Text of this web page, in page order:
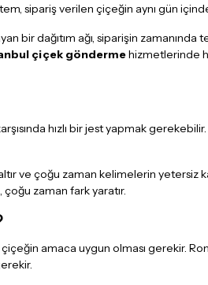
sipariş verilen çiçeğin aynı gün içinde
bir dağıtım ağı, siparişin
çiçek göndermehizmetlerinde
hızlı bir jest yapmak
ve çoğu zaman kelimelerin
zaman fark yaratır.
amaca uygun olması gerekir.